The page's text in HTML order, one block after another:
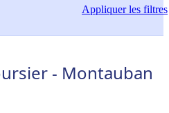
Appliquerles filtres
- Montauban